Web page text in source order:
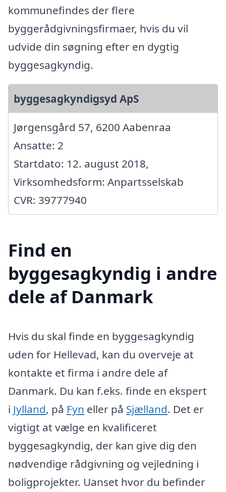
kommunefindes der flere
byggerådgivningsfirmaer, hvis du vil
udvide din søgning efter en dygtig
byggesagkyndig.
byggesagkyndigsyd ApS
Jørgensgård 57, 6200 Aabenraa
Ansatte: 2
Startdato: 12. august 2018,
Virksomhedsform: Anpartsselskab
CVR: 39777940
Find en
byggesagkyndig i andre
dele af Danmark
Hvis du skal finde en byggesagkyndig
uden for Hellevad, kan du overveje at
kontakte et firma i andre dele af
Danmark. Du kan f.eks. finde en ekspert
i Jylland, på Fyn eller på Sjælland. Det er
vigtigt at vælge en kvalificeret
byggesagkyndig, der kan give dig den
nødvendige rådgivning og vejledning i
boligprojekter. Uanset hvor du befinder